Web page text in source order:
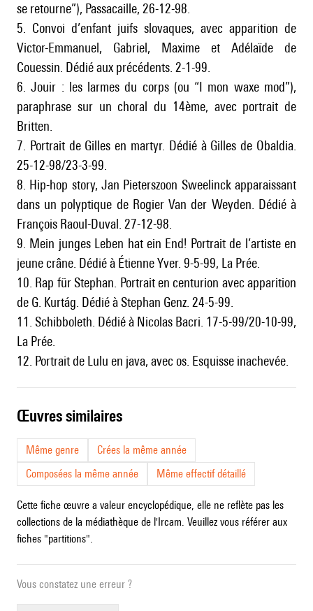
se retourne”), Passacaille, 26-12-98.
5. Convoi d’enfant juifs slovaques, avec apparition de
Victor-Emmanuel, Gabriel, Maxime et Adélaïde de
Couessin. Dédié aux précédents. 2-1-99.
6. Jouir : les larmes du corps (ou “I mon waxe mod”),
paraphrase sur un choral du 14ème, avec portrait de
Britten.
7. Portrait de Gilles en martyr. Dédié à Gilles de Obaldia.
25-12-98/23-3-99.
8. Hip-hop story, Jan Pieterszoon Sweelinck apparaissant
dans un polyptique de Rogier Van der Weyden. Dédié à
François Raoul-Duval. 27-12-98.
9. Mein junges Leben hat ein End! Portrait de l’artiste en
jeune crâne. Dédié à Étienne Yver. 9-5-99, La Prée.
10. Rap für Stephan. Portrait en centurion avec apparition
de G. Kurtág. Dédié à Stephan Genz. 24-5-99.
11. Schibboleth. Dédié à Nicolas Bacri. 17-5-99/20-10-99,
La Prée.
12. Portrait de Lulu en java, avec os. Esquisse inachevée.
œuvres similaires
Même genre
Crées la même année
Composées la même année
Même effectif détaillé
Cette fiche œuvre a valeur encyclopédique, elle ne reflète pas les
collections de la médiathèque de l'Ircam. Veuillez vous référer aux
fiches "partitions".
Vous constatez une erreur ?